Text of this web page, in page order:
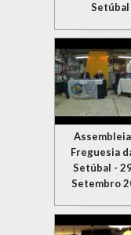
Setúbal
Freguesia
Setúbal -
Setembro